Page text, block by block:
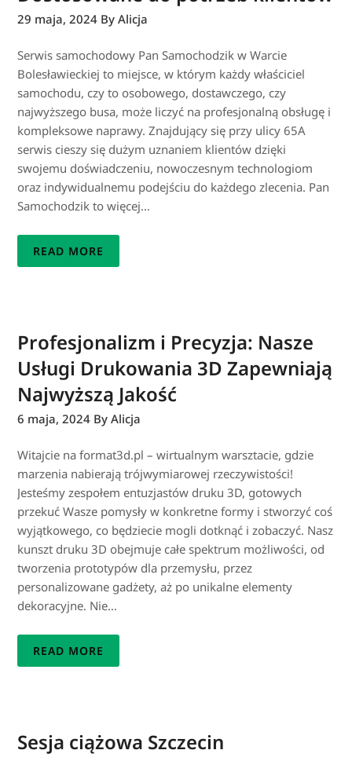
29 maja, 2024 By Alicja
Serwis samochodowy Pan Samochodzik w Warcie
Bolesławieckiej to miejsce, w którym każdy właściciel
samochodu, czy to osobowego, dostawczego, czy
najwyższego busa, może liczyć na profesjonalną obsługę i
kompleksowe naprawy. Znajdujący się przy ulicy 65A
serwis cieszy się dużym uznaniem klientów dzięki
swojemu doświadczeniu, nowoczesnym technologiom
oraz indywidualnemu podejściu do każdego zlecenia. Pan
Samochodzik to więcej…
READ MORE
Profesjonalizm i Precyzja: Nasze
Usługi Drukowania 3D Zapewniają
Najwyższą Jakość
6 maja, 2024 By Alicja
Witajcie na format3d.pl – wirtualnym warsztacie, gdzie
marzenia nabierają trójwymiarowej rzeczywistości!
Jesteśmy zespołem entuzjastów druku 3D, gotowych
przekuć Wasze pomysły w konkretne formy i stworzyć coś
wyjątkowego, co będziecie mogli dotknąć i zobaczyć. Nasz
kunszt druku 3D obejmuje całe spektrum możliwości, od
tworzenia prototypów dla przemysłu, przez
personalizowane gadżety, aż po unikalne elementy
dekoracyjne. Nie…
READ MORE
Sesja ciążowa Szczecin